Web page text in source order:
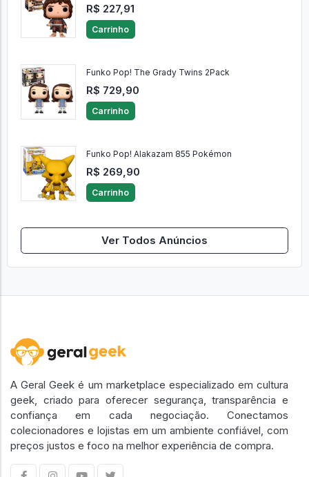
R$ 227,91
Carrinho
Funko Pop! The Grady Twins 2Pack
R$ 729,90
Carrinho
Funko Pop! Alakazam 855 Pokémon
R$ 269,90
Carrinho
Ver Todos Anúncios
A Geral Geek é um marketplace especializado em cultura
geek, criado para oferecer segurança, transparência e
confiança em cada negociação. Conectamos
colecionadores e lojistas em um ambiente confiável, com
preços justos e foco na melhor experiência de compra.